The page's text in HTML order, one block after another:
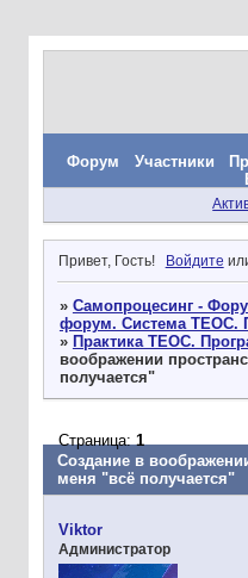
Форум Участники
Привет, Гость! Войдите
» Самопроцесинг -
форум. Система ТЕОС.
» Практика ТЕОС.
воображении
получается"
Создание в
меня "всё получается"
Страница:1
Viktor
Администратор